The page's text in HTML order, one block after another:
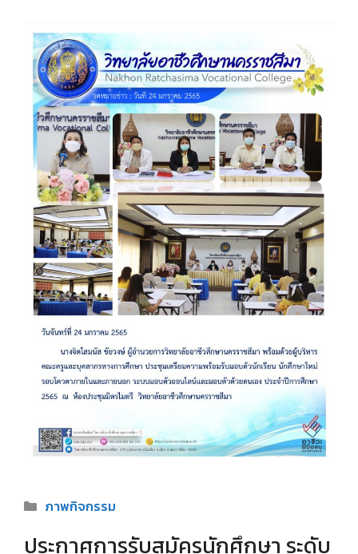
Categories
ภาพกิจกรรม
ประกาศการรับสมัครนักศึกษา ระดับ